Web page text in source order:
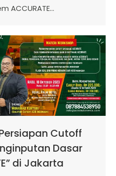
ACCURATE…
Cutoff
Dasar
di Jakarta